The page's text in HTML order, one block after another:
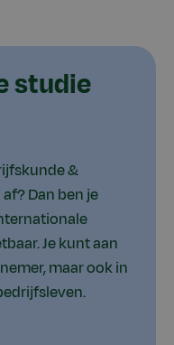
studie
&
Dan ben je
Je kunt aan
maar ook in